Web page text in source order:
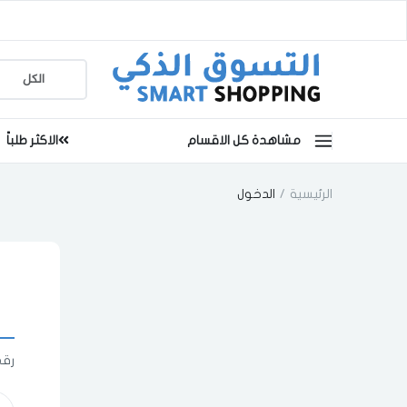
مشاهدة كل الاقسام الاكثر طلباً
الرئيسية الدخول